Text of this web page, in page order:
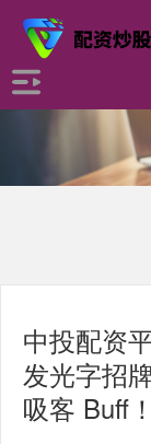
中投配资
发光字招
吸客 Buff！